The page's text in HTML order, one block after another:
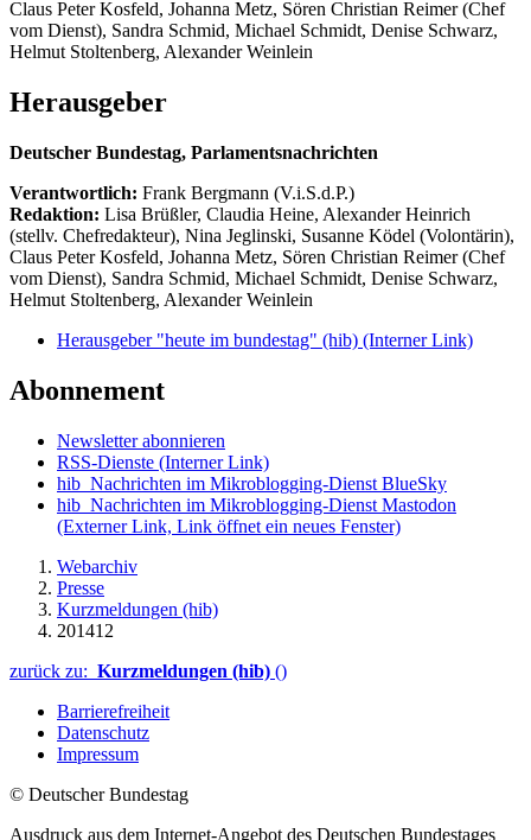
Claus Peter Kosfeld, Johanna Metz, Sören Christian Reimer (Chef
vom Dienst), Sandra Schmid, Michael Schmidt, Denise Schwarz,
Helmut Stoltenberg, Alexander Weinlein
Herausgeber
Deutscher Bundestag, Parlamentsnachrichten
Verantwortlich: Frank Bergmann (V.i.S.d.P.)
Redaktion: Lisa Brüßler, Claudia Heine, Alexander Heinrich
(stellv. Chefredakteur), Nina Jeglinski, Susanne Ködel (Volontärin),
Claus Peter Kosfeld, Johanna Metz, Sören Christian Reimer (Chef
vom Dienst), Sandra Schmid, Michael Schmidt, Denise Schwarz,
Helmut Stoltenberg, Alexander Weinlein
Herausgeber "heute im bundestag" (hib) (Interner Link)
Abonnement
Newsletter abonnieren
RSS-Dienste (Interner Link)
hib_Nachrichten im Mikroblogging-Dienst BlueSky
hib_Nachrichten im Mikroblogging-Dienst Mastodon
(Externer Link, Link öffnet ein neues Fenster)
Webarchiv
Presse
Kurzmeldungen (hib)
201412
zurück zu: Kurzmeldungen (hib) ()
Barrierefreiheit
Datenschutz
Impressum
© Deutscher Bundestag
Ausdruck aus dem Internet-Angebot des Deutschen Bundestages